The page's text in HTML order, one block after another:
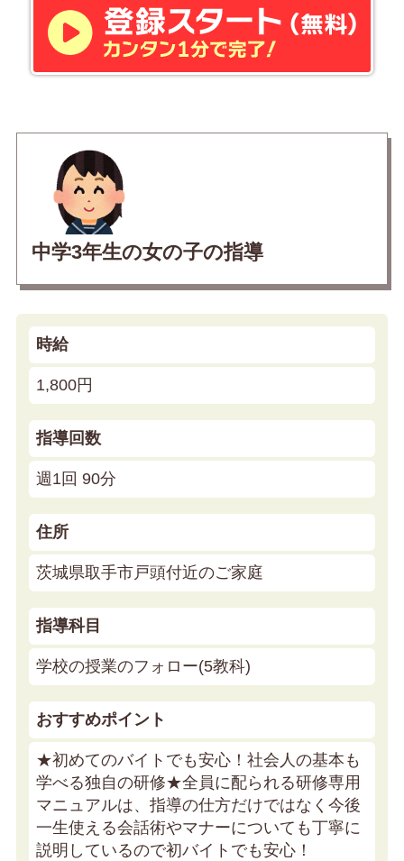
中学3年生の女の子の指導
時給
1,800円
指導回数
週1回 90分
住所
茨城県取手市戸頭付近のご家庭
指導科目
学校の授業のフォロー(5教科)
おすすめポイント
★初めてのバイトでも安心！社会人の基本も
学べる独自の研修★全員に配られる研修専用
マニュアルは、指導の仕方だけではなく今後
一生使える会話術やマナーについても丁寧に
説明しているので初バイトでも安心！